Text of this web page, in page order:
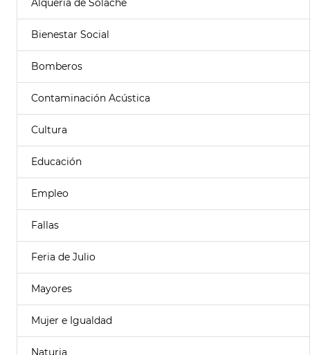
Bienestar Social
Bomberos
Contaminación Acústica
Cultura
Educación
Empleo
Fallas
Feria de Julio
Mayores
Mujer e Igualdad
Naturia